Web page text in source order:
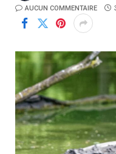
AUCUN COMMENTAIRE